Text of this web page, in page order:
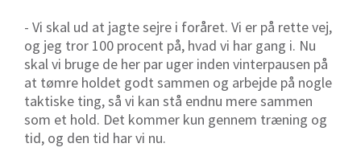
- Vi skal ud at jagte sejre i foråret. Vi er på rette vej,
og jeg tror 100 procent på, hvad vi har gang i. Nu
skal vi bruge de her par uger inden vinterpausen på
at tømre holdet godt sammen og arbejde på nogle
taktiske ting, så vi kan stå endnu mere sammen
som et hold. Det kommer kun gennem træning og
tid, og den tid har vi nu.